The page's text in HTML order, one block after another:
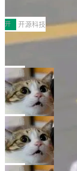
常维护操作，并完整
村国家自主创新示范区
由中关村智联软件服
“智构可信·质创未来
式”为主题，直面AI从
的核心质量命题。会
工具选型手册》发布
nt智能测试系统入选AI
O而言，这提示了一
工具升级为企业的质
现实 过去两年，CIO
一是如何让大模型和
向生产，二是如何让
开 开源科技
让非法状态不可表示
有一种东西，一旦用
eev 管它叫"软件设计
鲜——代数数据类型（
（sum type）。但他
型系统的学术体操，
章从一个简单的例子
设置，如果用布尔值
ean 表示是否可切换
色方案、深色方案——
合。方案缺了、配置
局
Cloudflare 开源内部
dflare OS
Cloudflare 发布了一
S。如果你只看官方
个"AI 知识库 + 聊天
做，没什么新鲜的。
r 上把事情说清楚了
re OS，一个带连接器
局
Deno 团队开源
布式 Durable
Ryan Dahl 领导的
目 Celld，一个能在